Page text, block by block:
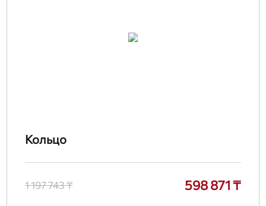
Кольцо
1 197 743 ₸ 598 871 ₸